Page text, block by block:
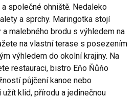
společné ohniště. Nedaleko
a sprchy. Maringotka stojí
malebného brodu s výhledem na
na vlastní terase s posezením
výhledem do okolní krajiny. Na
restauraci, bistro Eňo Ňůňo
půjčení kanoe nebo
klid, přírodu a jedinečnou